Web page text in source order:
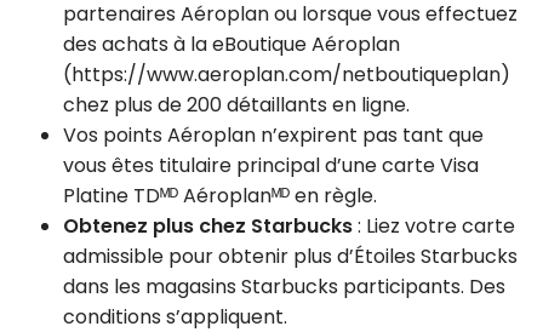
partenaires Aéroplan ou lorsque vous effectuez
des achats à la eBoutique Aéroplan
(https://www.aeroplan.com/netboutiqueplan)
chez plus de 200 détaillants en ligne.
Vos points Aéroplan n’expirent pas tant que
vous êtes titulaire principal d’une carte Visa
Platine TDᴹᴰ Aéroplanᴹᴰ en règle.
Obtenez plus chez Starbucks: Liez votre carte
admissible pour obtenir plus d’Étoiles Starbucks
dans les magasins Starbucks participants. Des
conditions s’appliquent.